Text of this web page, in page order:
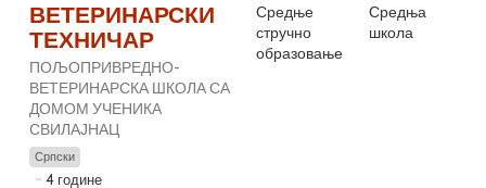
ВЕТЕРИНАРСКИ
ТЕХНИЧАР
ПОЉОПРИВРЕДНО-
ВЕТЕРИНАРСКА ШКОЛА СА
ДОМОМ УЧЕНИКА
СВИЛАЈНАЦ
Српски
4 године
Средње
стручно
образовање
Средња
школа